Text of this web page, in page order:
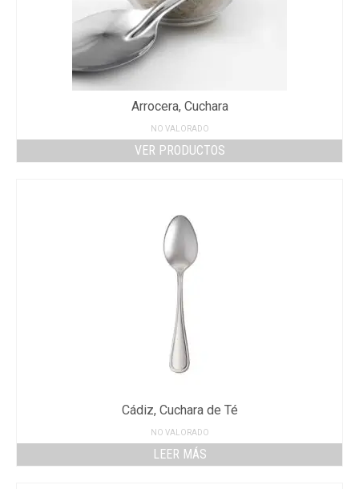
Arrocera, Cuchara
NO VALORADO
VER PRODUCTOS
Cádiz, Cuchara de Té
NO VALORADO
LEER MÁS